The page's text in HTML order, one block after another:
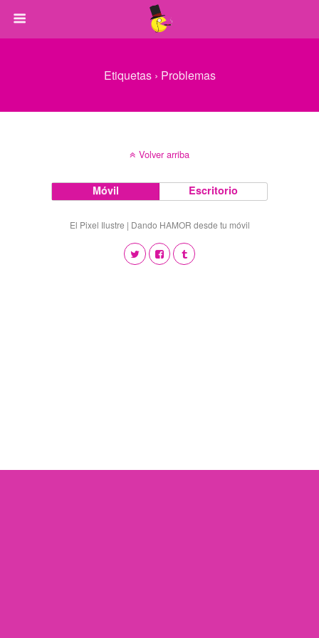
Etiquetas › Problemas
Volver arriba
Móvil Escritorio
El Pixel Ilustre | Dando HAMOR desde tu móvil